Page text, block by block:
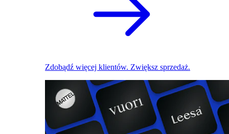
Zdobądź więcej klientów. Zwiększ sprzedaż.